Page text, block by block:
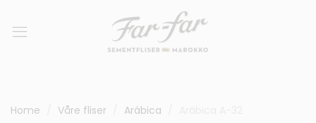
Home Våre fliser Arábica